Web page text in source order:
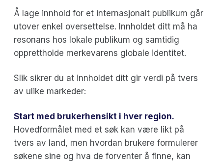
Å lage innhold for et internasjonalt publikum går
utover enkel oversettelse. Innholdet ditt må ha
resonans hos lokale publikum og samtidig
opprettholde merkevarens globale identitet.
Slik sikrer du at innholdet ditt gir verdi på tvers
av ulike markeder:
Start med brukerhensikt i hver region.
Hovedformålet med et søk kan være likt på
tvers av land, men hvordan brukere formulerer
søkene sine og hva de forventer å finne, kan